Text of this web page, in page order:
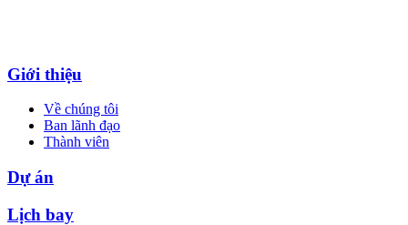
Giới thiệu
Về chúng tôi
Ban lãnh đạo
Thành viên
Dự án
Lịch bay